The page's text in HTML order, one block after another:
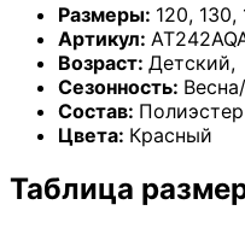
Размеры: 120, 130,
Артикул:
Возраст: Детский,
Сезонность:
Состав: Полиэстер
Цвета: Красный
Таблица